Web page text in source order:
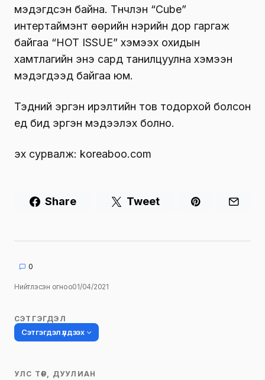
мэдэгдсэн байна. Түүнчлэн “Cube”
интертаймэнт өөрийн нэрийн дор гаргаж
байгаа “HOT ISSUE” хэмээх охидын
хамтлагийн энэ сард танилцуулна хэмээн
мэдэгдээд байгаа юм.
Тэдний эргэн ирэлтийн тов тодорхой болсон
үед бид эргэн мэдээлэх болно.
эх сурвалж: koreaboo.com
Share Tweet
0
Нийтлэсэн огноо01/04/2021
СЭТГЭГДЭЛ
Сэтгэгдэл үлдээх
УЛС ТӨР, ДУУЛИАН